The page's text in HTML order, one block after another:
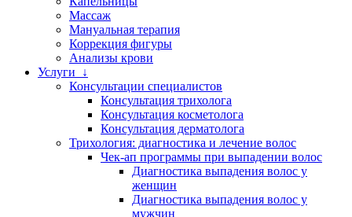
Массаж
Мануальная терапия
Коррекция фигуры
Анализы крови
Услуги ↓
Консультации специалистов
Консультация трихолога
Консультация косметолога
Консультация дерматолога
Трихология: диагностика и лечение волос
Чек-ап программы при выпадении волос
Диагностика выпадения волос у
женщин
Диагностика выпадения волос у
мужчин